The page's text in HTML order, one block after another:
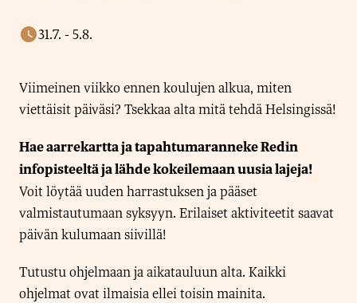
31.7. - 5.8.
Viimeinen viikko ennen koulujen alkua, miten
viettäisit päiväsi? Tsekkaa alta mitä tehdä Helsingissä!
Hae aarrekartta ja tapahtumaranneke Redin
infopisteeltä ja lähde kokeilemaan uusia lajeja!
Voit löytää uuden harrastuksen ja pääset
valmistautumaan syksyyn. Erilaiset aktiviteetit saavat
päivän kulumaan siivillä!
Tutustu ohjelmaan ja aikatauluun alta. Kaikki
ohjelmat ovat ilmaisia ellei toisin mainita.